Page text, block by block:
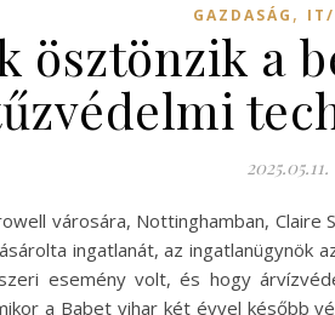
GAZDASÁG , IT/
ösztönzik a
2025.05.11.
városára, Nottinghamban,
ingatlanát, az
esemény volt, és hogy
a Babet vihar két évvel később